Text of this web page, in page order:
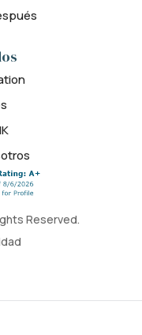
Reserved.